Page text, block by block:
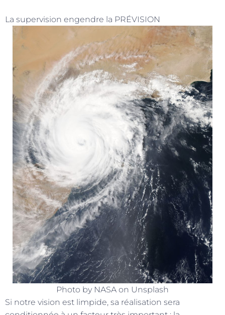
La supervision engendre la PRÉVISION
Photo by NASA on Unsplash
Si notre vision est limpide, sa réalisation sera